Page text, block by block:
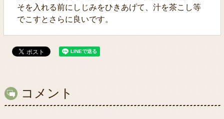
そを入れる前にしじみをひきあげて、汁を茶こし等
でこすとさらに良いです。
コメント